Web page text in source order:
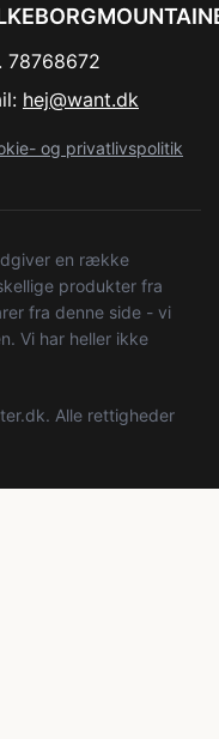
78768672
hej@want.dk
og privatlivspolitik
en række
produkter fra
fra denne side - vi
Vi har heller ikke
Alle rettigheder